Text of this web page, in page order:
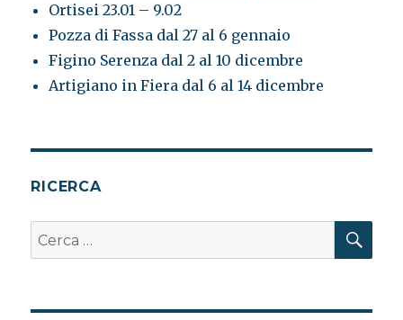
Ortisei 23.01 – 9.02
Pozza di Fassa dal 27 al 6 gennaio
Figino Serenza dal 2 al 10 dicembre
Artigiano in Fiera dal 6 al 14 dicembre
RICERCA
Cerca: